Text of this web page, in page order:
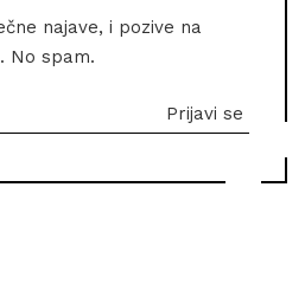
najave, i pozive na
No spam.